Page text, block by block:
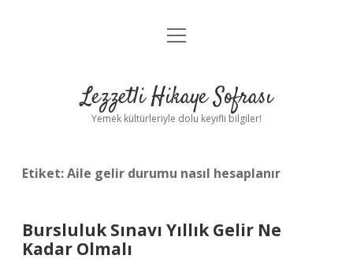
Anasayfa
Yasal Uyarı
menüyü
Lezzetli Hikaye Sofrası
Yemek kültürleriyle dolu keyifli bilgiler!
Etiket:Aile gelir durumu nasıl hesaplanır
Bursluluk Sınavı Yıllık Gelir Ne
Kadar Olmalı